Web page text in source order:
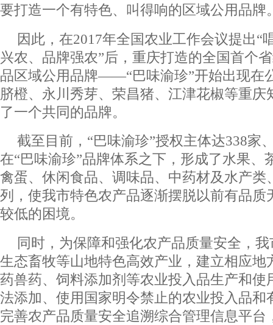
要打造一个有特色、叫得响的区域公用品牌
因此，在2017年全国农业工作会议提出“
兴农、品牌强农”后，重庆打造的全国首个
品区域公用品牌——“巴味渝珍”开始出现在
脐橙、永川秀芽、荣昌猪、江津花椒等重庆
了一个共同的品牌。
截至目前，“巴味渝珍”授权主体达338家
在“巴味渝珍”品牌体系之下，形成了水果、
禽蛋、休闲食品、调味品、中药材及水产类
列，使我市特色农产品逐渐摆脱以前有品质
较低的困境。
同时，为保障和强化农产品质量安全，
生态畜牧等山地特色高效产业，建立相应地
药兽药、饲料添加剂等农业投入品生产和使
法添加、使用国家明令禁止的农业投入品和
完善农产品质量安全追溯综合管理信息平台